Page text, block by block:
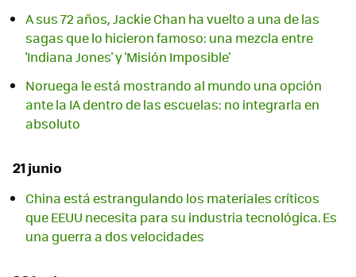
A sus 72 años, Jackie Chan ha vuelto a una de las
sagas que lo hicieron famoso: una mezcla entre
'Indiana Jones' y 'Misión Imposible'
Noruega le está mostrando al mundo una opción
ante la IA dentro de las escuelas: no integrarla en
absoluto
21 junio
China está estrangulando los materiales críticos
que EEUU necesita para su industria tecnológica. Es
una guerra a dos velocidades